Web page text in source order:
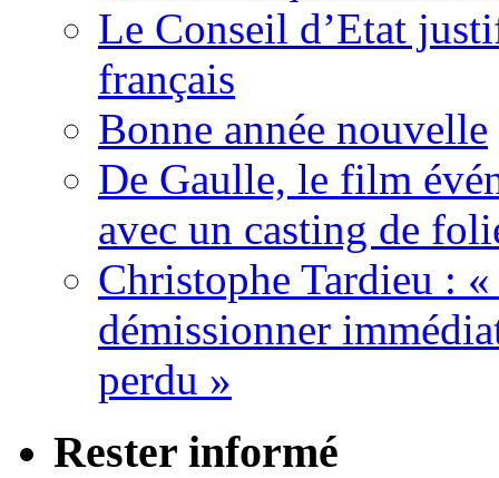
Le Conseil d’Etat
français
Bonne année nouvelle
De Gaulle, le film
avec un casting de
Christophe Tardieu : «
démissionner
perdu »
Rester informé